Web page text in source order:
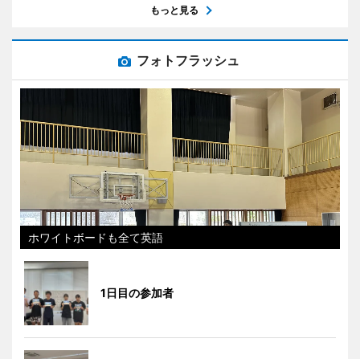
もっと見る
フォトフラッシュ
ホワイトボードも全て英語
1日目の参加者